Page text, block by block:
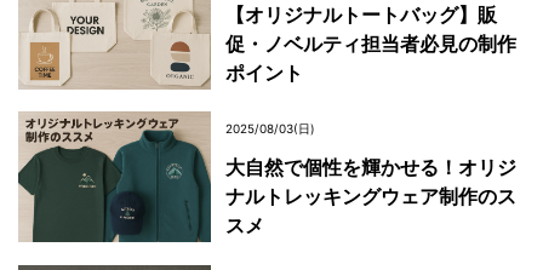
【オリジナルトートバッグ】販
促・ノベルティ担当者必見の制作
ポイント
2025/08/03(日)
大自然で個性を輝かせる！オリジ
ナルトレッキングウェア制作のス
スメ